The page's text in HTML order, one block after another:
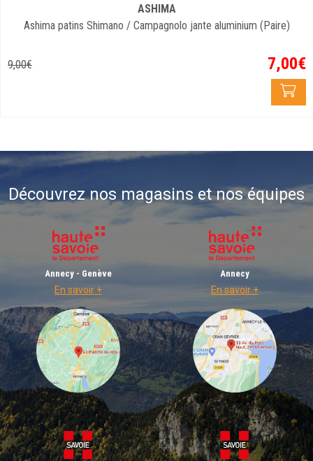
ASHIMA
Ashima patins Shimano / Campagnolo jante aluminium (Paire)
9,00€ 7,00€
Découvrez nos magasins et nos équipes
Annecy - Genève
En savoir +
Annecy
En savoir +